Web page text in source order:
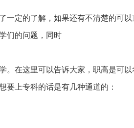
一定的了解，如果还有不清楚的可以
们的问题，同时
。在这里可以告诉大家，职高是可以
要上专科的话是有几种通道的：